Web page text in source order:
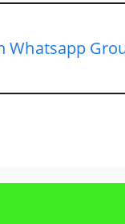
Whatsapp